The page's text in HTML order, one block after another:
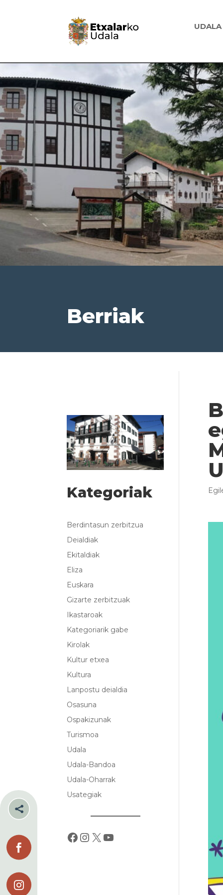
UDALA
Berriak



Kategoriak
Berdintasun zerbitzua
Deialdiak
Ekitaldiak
Eliza
Euskara
Gizarte zerbitzuak
Ikastaroak
Kategoriarik gabe
Kirolak
Kultur etxea
Kultura
Lanpostu deialdia
Osasuna
Ospakizunak
Turismoa
Udala
Udala-Bandoa
Udala-Oharrak
Usategiak
Facebook
Instagram
X YouTube